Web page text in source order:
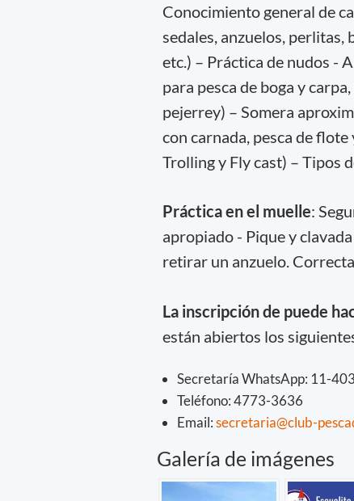
Conocimiento general de
sedales, anzuelos, perlitas,
etc.) – Práctica de nudos -
para pesca de boga y
pejerrey) – Somera
con carnada, pesca de
Trolling y Fly cast) – Tipos
Práctica en el muelle:
apropiado - Pique y
retirar un anzuelo.
La inscripción de puede
están abiertos los
Secretaría WhatsApp: 11-
Teléfono: 4773-3636
Email:secretaria@club-
Galería de imágenes